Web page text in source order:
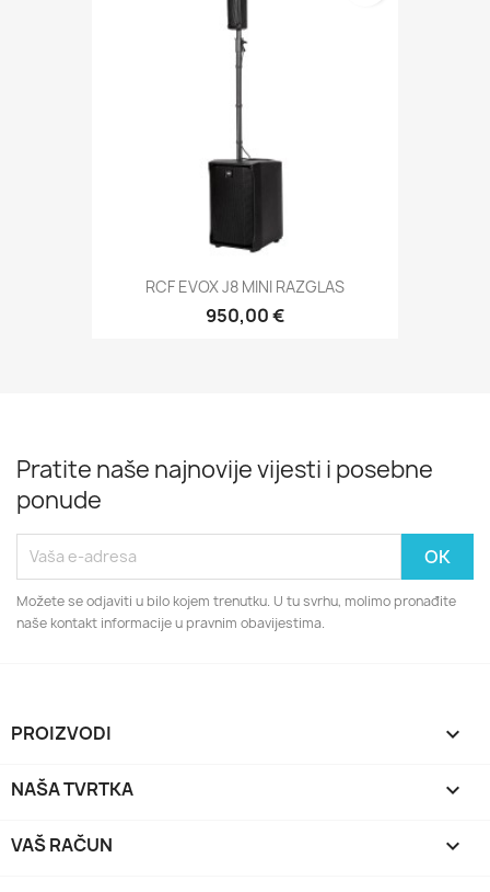
RCF EVOX J8 MINI RAZGLAS
950,00 €
Pratite naše najnovije vijesti i posebne
ponude
Možete se odjaviti u bilo kojem trenutku. U tu svrhu, molimo pronađite
naše kontakt informacije u pravnim obavijestima.
PROIZVODI 
NAŠA TVRTKA 
VAŠ RAČUN 